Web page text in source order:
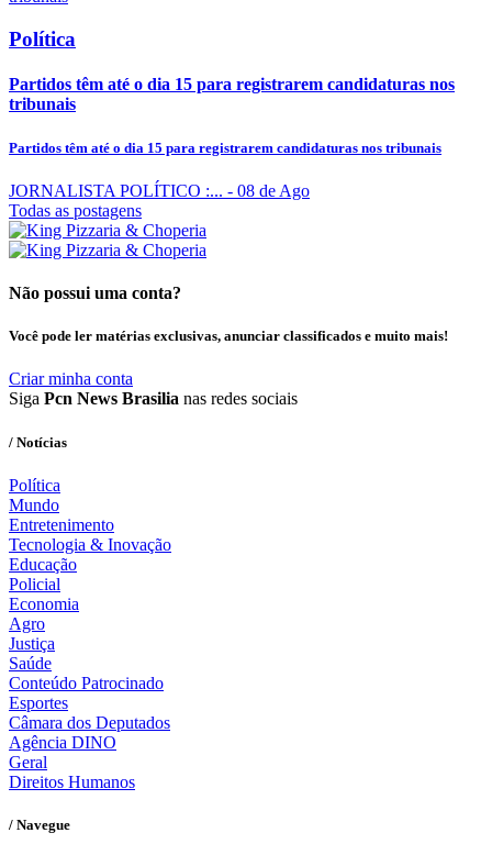
Política
Partidos têm até o dia 15 para registrarem candidaturas nos
tribunais
Partidos têm até o dia 15 para registrarem candidaturas nos tribunais
JORNALISTA POLÍTICO :... - 08 de Ago
Todas as postagens
Não possui uma conta?
Você pode ler matérias exclusivas, anunciar classificados e muito mais!
Criar minha conta
Siga Pcn News Brasilia nas redes sociais
/ Notícias
Política
Mundo
Entretenimento
Tecnologia & Inovação
Educação
Policial
Economia
Agro
Justiça
Saúde
Conteúdo Patrocinado
Esportes
Câmara dos Deputados
Agência DINO
Geral
Direitos Humanos
/ Navegue